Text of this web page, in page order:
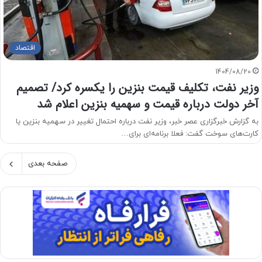
اقتصاد
1404/08/20
وزیر نفت، تکلیف قیمت بنزین را یکسره کرد/ تصمیم
آخر دولت درباره قیمت و سهمیه بنزین اعلام شد
به گزارش خبرگزاری عصر خبر، وزیر نفت درباره احتمال تغییر در سهمیه بنزین یا
کارت‌های سوخت گفت: فعلا برنامه‌ای برای…
صفحه بعدی